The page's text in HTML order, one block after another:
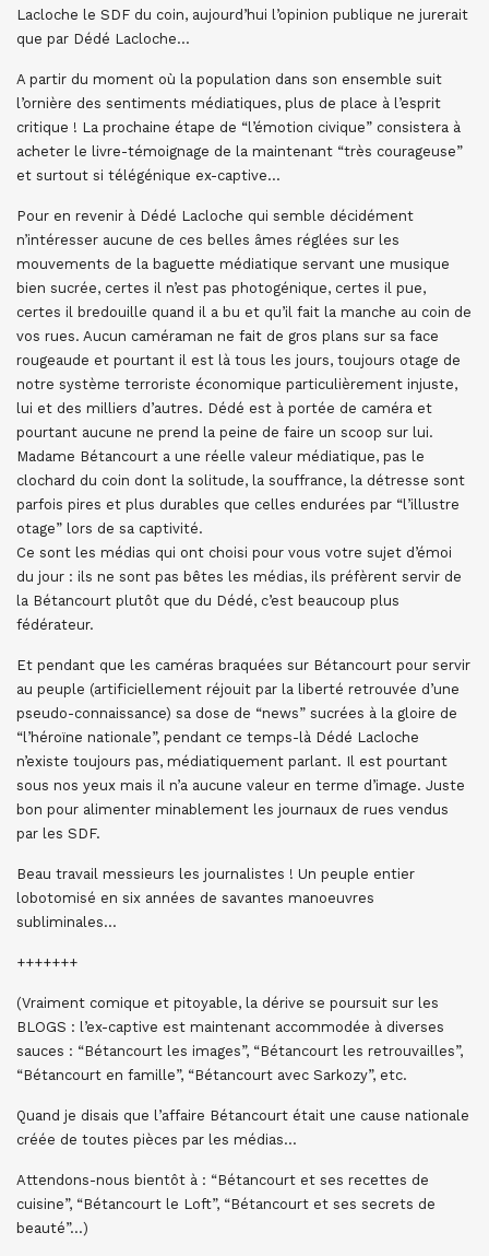
Lacloche le SDF du coin, aujourd’hui l’opinion publique ne jurerait
que par Dédé Lacloche…
A partir du moment où la population dans son ensemble suit
l’ornière des sentiments médiatiques, plus de place à l’esprit
critique ! La prochaine étape de “l’émotion civique” consistera à
acheter le livre-témoignage de la maintenant “très courageuse”
et surtout si télégénique ex-captive…
Pour en revenir à Dédé Lacloche qui semble décidément
n’intéresser aucune de ces belles âmes réglées sur les
mouvements de la baguette médiatique servant une musique
bien sucrée, certes il n’est pas photogénique, certes il pue,
certes il bredouille quand il a bu et qu’il fait la manche au coin de
vos rues. Aucun caméraman ne fait de gros plans sur sa face
rougeaude et pourtant il est là tous les jours, toujours otage de
notre système terroriste économique particulièrement injuste,
lui et des milliers d’autres. Dédé est à portée de caméra et
pourtant aucune ne prend la peine de faire un scoop sur lui.
Madame Bétancourt a une réelle valeur médiatique, pas le
clochard du coin dont la solitude, la souffrance, la détresse sont
parfois pires et plus durables que celles endurées par “l’illustre
otage” lors de sa captivité.
Ce sont les médias qui ont choisi pour vous votre sujet d’émoi
du jour : ils ne sont pas bêtes les médias, ils préfèrent servir de
la Bétancourt plutôt que du Dédé, c’est beaucoup plus
fédérateur.
Et pendant que les caméras braquées sur Bétancourt pour servir
au peuple (artificiellement réjouit par la liberté retrouvée d’une
pseudo-connaissance) sa dose de “news” sucrées à la gloire de
“l’héroïne nationale”, pendant ce temps-là Dédé Lacloche
n’existe toujours pas, médiatiquement parlant. Il est pourtant
sous nos yeux mais il n’a aucune valeur en terme d’image. Juste
bon pour alimenter minablement les journaux de rues vendus
par les SDF.
Beau travail messieurs les journalistes ! Un peuple entier
lobotomisé en six années de savantes manoeuvres
subliminales…
+++++++
(Vraiment comique et pitoyable, la dérive se poursuit sur les
BLOGS : l’ex-captive est maintenant accommodée à diverses
sauces : “Bétancourt les images”, “Bétancourt les retrouvailles”,
“Bétancourt en famille”, “Bétancourt avec Sarkozy”, etc.
Quand je disais que l’affaire Bétancourt était une cause nationale
créée de toutes pièces par les médias…
Attendons-nous bientôt à : “Bétancourt et ses recettes de
cuisine”, “Bétancourt le Loft”, “Bétancourt et ses secrets de
beauté”…)